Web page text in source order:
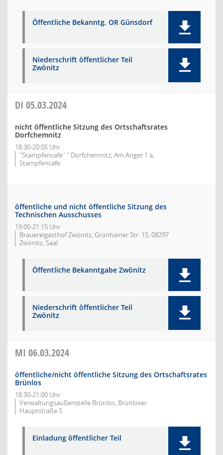
Öffentliche Bekanntg. OR Günsdorf
Niederschrift öffentlicher Teil
Zwönitz
DI 05.03.2024
nicht öffentliche Sitzung des Ortschaftsrates
Dorfchemnitz
18:30-20:05 Uhr
"Stampfencafe´" Dorfchemnitz, Am Anger 1 a,
Stampfencafe
öffentliche und nicht öffentliche Sitzung des
Technischen Ausschusses
19:00-21:15 Uhr
Brauereigasthof Zwönitz, Grünhainer Str. 15, 08297
Zwönitz, Saal
Öffentliche Bekanntgabe Zwönitz
Niederschrift öffentlicher Teil
Zwönitz
MI 06.03.2024
öffentliche/nicht öffentliche Sitzung des Ortschaftsrates
Brünlos
18:30-21:00 Uhr
Verwaltungsaußenstelle Brünlos, Brünloser
Hauptstraße 5
Einladung öffentlicher Teil